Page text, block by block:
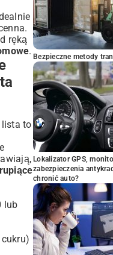
ręką
.
to
lub
Bezpieczne metody
Lokalizator GPS,
zabezpieczenia
chronić auto?